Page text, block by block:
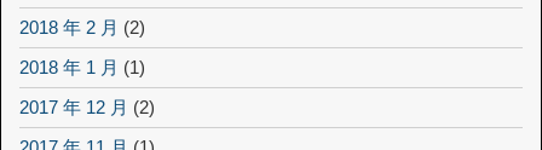
2018 年 2 月 (2)
2018 年 1 月 (1)
2017 年 12 月 (2)